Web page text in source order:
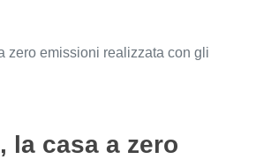
zero emissioni realizzata con gli
la casa a zero